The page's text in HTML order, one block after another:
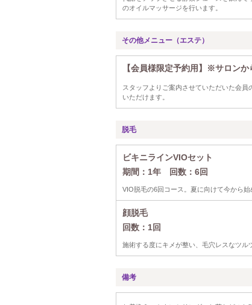
のオイルマッサージを行います。
その他メニュー（エステ）
【会員様限定予約用】※サロン
スタッフよりご案内させていただいた会
いただけます。
脱毛
ビキニラインVIOセット
期間：1年 回数：6回
VIO脱毛の6回コース。夏に向けて今から始
顔脱毛
回数：1回
施術する度にキメが整い、毛穴レスなツ
備考